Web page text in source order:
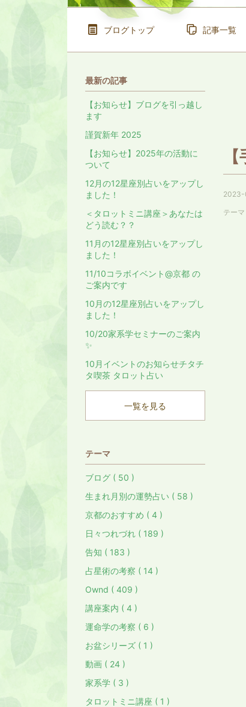
ブログトップ 記事一覧
2023-
テーマ
最新の記事
【お知らせ】ブログを引っ越し
ます
謹賀新年 2025
【お知らせ】2025年の活動に
ついて
12月の12星座別占いをアップし
ました！
＜タロットミニ講座＞あなたは
どう読む？？
11月の12星座別占いをアップし
ました！
11/10コラボイベント@京都 の
ご案内です
10月の12星座別占いをアップし
ました！
10/20家系学セミナーのご案内
✨
10月イベントのお知らせチタチ
タ喫茶 タロット占い
一覧を見る
テーマ
ブログ ( 50 )
生まれ月別の運勢占い ( 58 )
京都のおすすめ ( 4 )
日々つれづれ ( 189 )
告知 ( 183 )
占星術の考察 ( 14 )
Ownd ( 409 )
講座案内 ( 4 )
運命学の考察 ( 6 )
お盆シリーズ ( 1 )
動画 ( 24 )
家系学 ( 3 )
タロットミニ講座 ( 1 )